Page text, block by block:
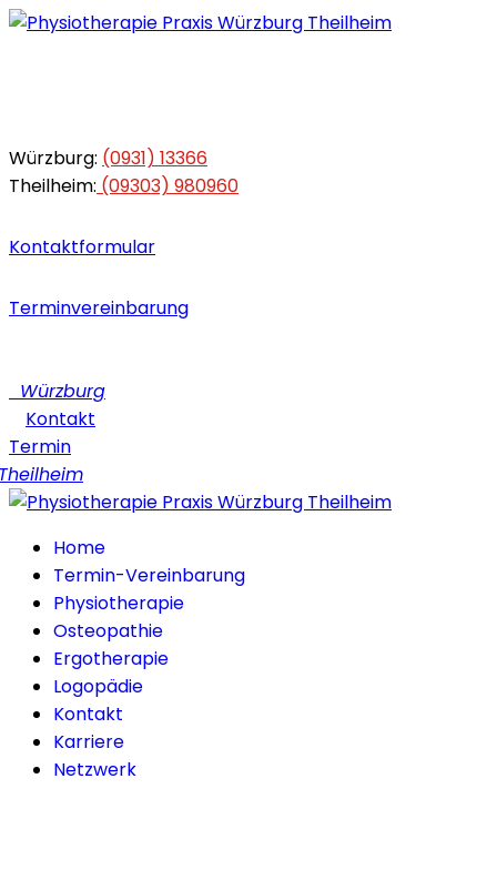
Würzburg: (0931) 13366
Theilheim: (09303) 980960
Kontaktformular
Terminvereinbarung
Würzburg
Kontakt
Termin
Home
Termin-Vereinbarung
Physiotherapie
Osteopathie
Ergotherapie
Logopädie
Kontakt
Karriere
Netzwerk